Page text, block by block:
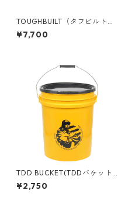
TOUGHBUILT（タフビルト）S
TACK TECH(スタックテック)
マグネットバー TB-B1-A-33
¥7,700
TDD BUCKET(TDDバケット)
5ガロンバケツ [コントラクタ
ー] フタ付き 05GLTDD
¥2,750